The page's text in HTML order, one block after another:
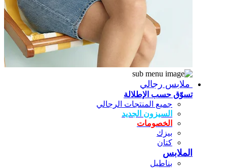
ملابس رجالي
تسوّق حسب الإطلالة
جميع المنتجات الرجالي
السيزون الجديد
الخصومات
بيزك
كتان
الملابس
بناطيل